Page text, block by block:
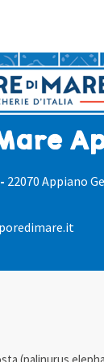
- 22070 Appiano